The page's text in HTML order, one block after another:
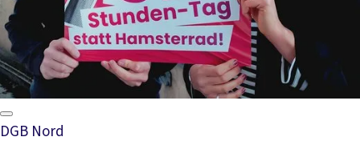
DGB Nord